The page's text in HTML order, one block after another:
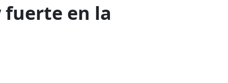
fuerte en la